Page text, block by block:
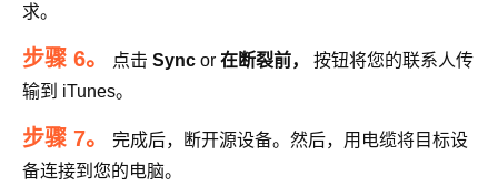
求。
步骤 6。 点击 Sync or 在断裂前，
按钮将您的联系人传
输到 iTunes。
步骤 7。
完成后，断开源设备。然后，用电缆将目标设
备连接到您的电脑。